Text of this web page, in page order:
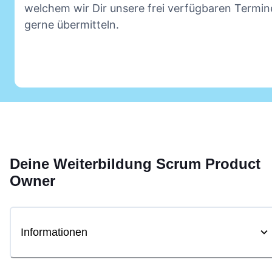
welchem wir Dir unsere frei verfügbaren
gerne übermitteln.
Deine Weiterbildung Scrum Product
Owner
Informationen